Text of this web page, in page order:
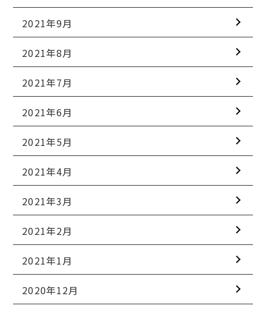
2021年9月
2021年8月
2021年7月
2021年6月
2021年5月
2021年4月
2021年3月
2021年2月
2021年1月
2020年12月